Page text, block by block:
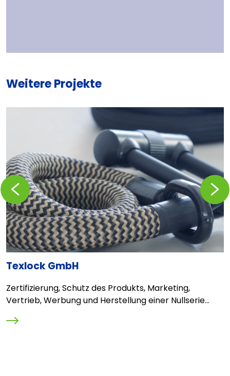
Weitere Projekte
Texlock GmbH
Zertifizierung, Schutz des Produkts, Marketing,
Vertrieb, Werbung und Herstellung einer Nullserie...
Zurückblättern